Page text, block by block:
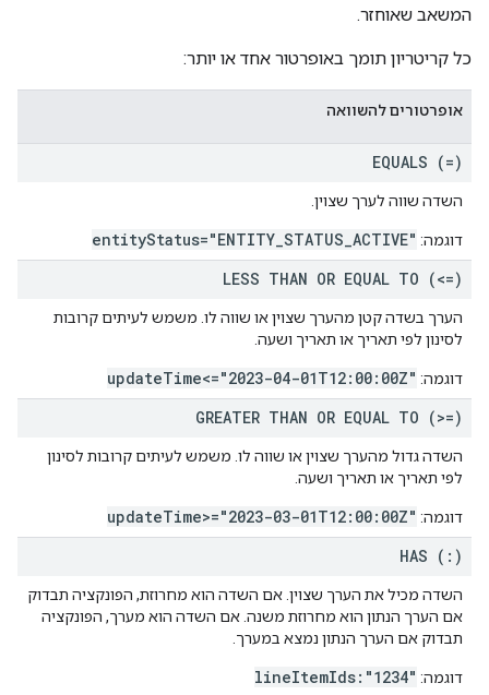
המשאב שאוחזר.
כל קריטריון תומך באופרטור אחד או יותר:
אופרטורים להשוואה
EQUALS (=)
השדה שווה לערך שצוין.
דוגמה: entityStatus="ENTITY_STATUS_ACTIVE"
LESS THAN OR EQUAL TO (<=)
הערך בשדה קטן מהערך שצוין או שווה לו. משמש לעיתים קרובות
לסינון לפי תאריך או תאריך ושעה.
דוגמה: updateTime<="2023-04-01T12:00:00Z"
GREATER THAN OR EQUAL TO (>=)
השדה גדול מהערך שצוין או שווה לו. משמש לעיתים קרובות לסינון
לפי תאריך או תאריך ושעה.
דוגמה: updateTime>="2023-03-01T12:00:00Z"
HAS (:)
השדה מכיל את הערך שצוין. אם השדה הוא מחרוזת, הפונקציה תבדוק
אם הערך הנתון הוא מחרוזת משנה. אם השדה הוא מערך, הפונקציה
תבדוק אם הערך הנתון נמצא במערך.
דוגמה: lineItemIds:"1234"